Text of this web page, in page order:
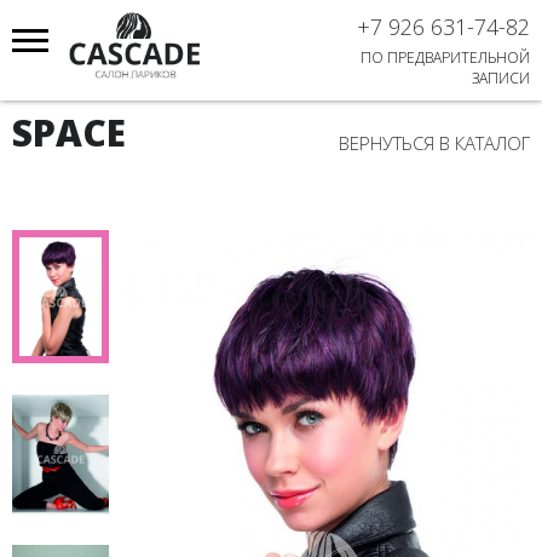
+7 926 631-74-82
ПО ПРЕДВАРИТЕЛЬНОЙ
ЗАПИСИ
SPACE ВЕРНУТЬСЯ В КАТАЛОГ